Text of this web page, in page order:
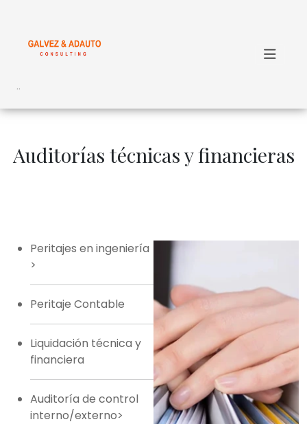
..
Auditorías técnicas y financieras
Peritajes en ingeniería
>
Peritaje Contable
Liquidación técnica y
financiera
Auditoría de control
interno/externo>